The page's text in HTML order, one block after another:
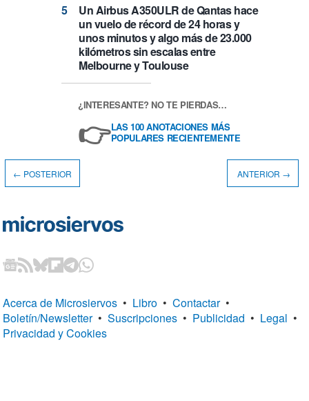
Un Airbus A350ULR de Qantas hace
un vuelo de récord de 24 horas y
unos minutos y algo más de 23.000
kilómetros sin escalas entre
Melbourne y Toulouse
¿INTERESANTE? NO TE PIERDAS…
👉LAS 100 ANOTACIONES MÁS
POPULARES RECIENTEMENTE
← POSTERIOR ANTERIOR →
Acerca de Microsiervos • Libro • Contactar •
Boletín/Newsletter • Suscripciones • Publicidad • Legal •
Privacidad y Cookies